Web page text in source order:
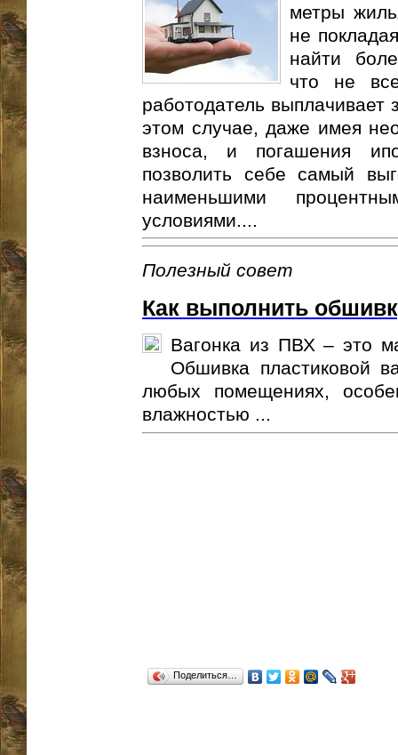
метры
не
найти
что не
работодатель выплачивает
этом случае, даже имея
взноса, и погашения
позволить себе самый
наименьшими
условиями....
Полезный совет
Как выполнить
Вагонка из ПВХ – это
Обшивка пластиковой
любых помещениях,
влажностью ...
Поделиться…